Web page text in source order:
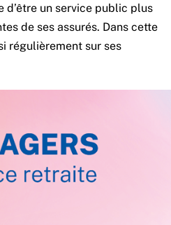
d’être un service public plus
de ses assurés. Dans cette
régulièrement sur ses